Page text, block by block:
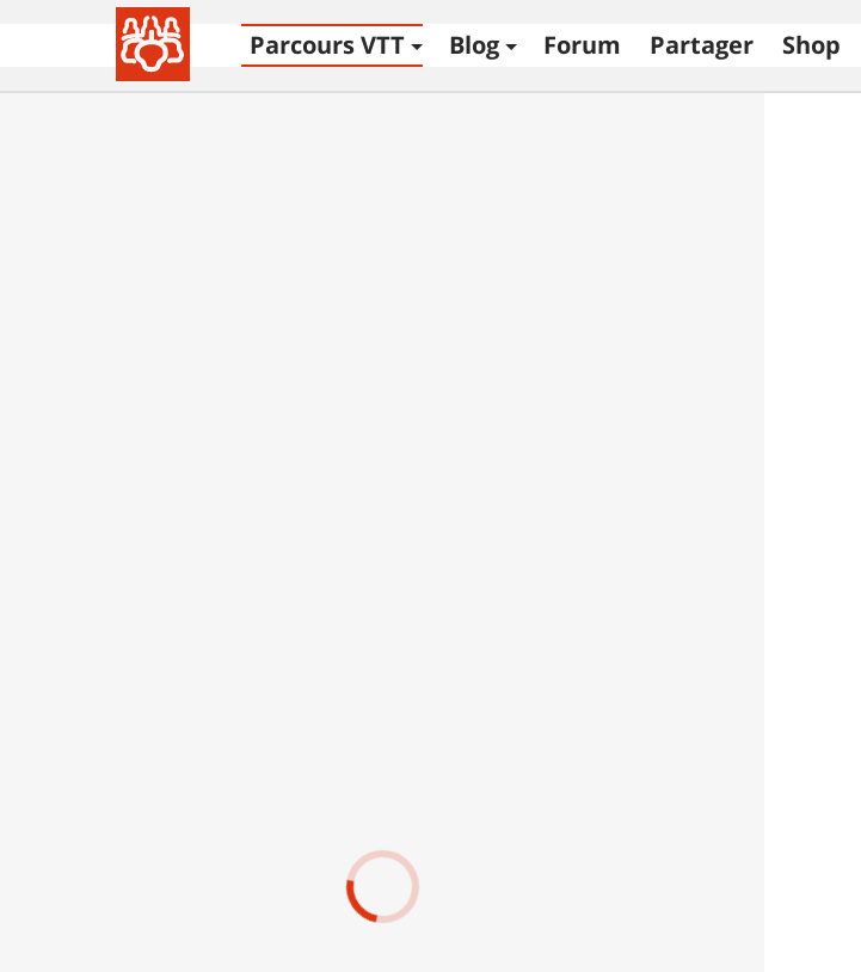
Parcours VTT Blog Forum Partager Shop